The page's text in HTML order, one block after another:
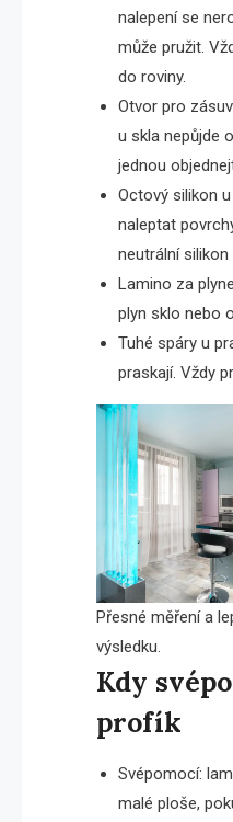
nalepení se
může pružit.
do roviny.
Otvor pro
u skla nepůjde
jednou
Octový silikon
naleptat
neutrální silikon
Lamino za
plyn sklo nebo
Tuhé spáry u
praskají. Vždy
Přesné měření a
výsledku.
Kdy
profík
Svépomocí:
malé ploše,